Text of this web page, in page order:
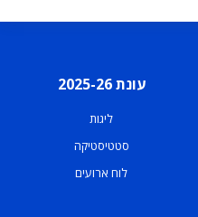
עונת 2025-26
ליגות
סטטיסטיקה
לוח ארועים